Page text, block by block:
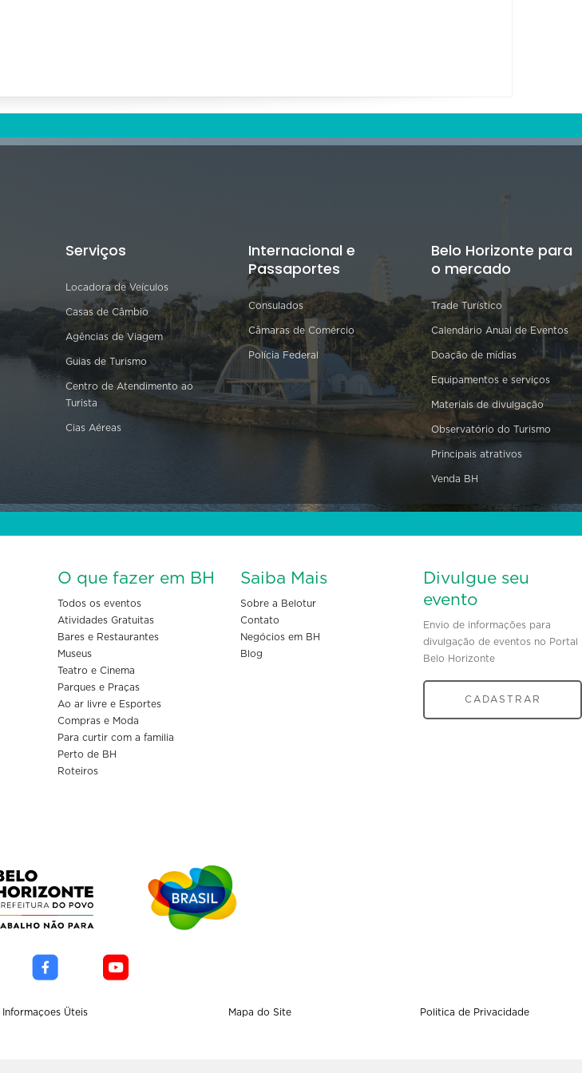
Serviços
Locadora de Veículos
Casas de Câmbio
Agências de Viagem
Guias de Turismo
Centro de Atendimento ao
Turista
Cias Aéreas
Internacional e
Passaportes
Consulados
Câmaras de Comércio
Polícia Federal
Belo Horizonte para
o mercado
Trade Turístico
Calendário Anual de Eventos
Doação de mídias
Equipamentos e serviços
Materiais de divulgação
Observatório do Turismo
Principais atrativos
Venda BH
O que fazer em BH
Todos os eventos
Atividades Gratuitas
Bares e Restaurantes
Museus
Teatro e Cinema
Parques e Praças
Ao ar livre e Esportes
Compras e Moda
Para curtir com a familia
Perto de BH
Roteiros
Saiba Mais
Sobre a Belotur
Contato
Negócios em BH
Blog
Divulgue seu
evento
Envio de informações para
divulgação de eventos no Portal
Belo Horizonte
CADASTRAR
Informaçoes Üteis Mapa do Site Politica de Privacidade